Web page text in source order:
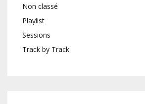
Non classé
Playlist
Sessions
Track by Track